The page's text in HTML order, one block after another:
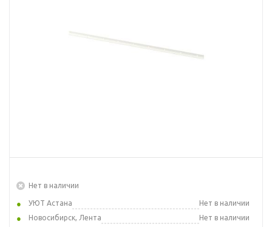
Нет в наличии
УЮТ Астана
Нет в наличии
Новосибирск, Лента
Нет в наличии